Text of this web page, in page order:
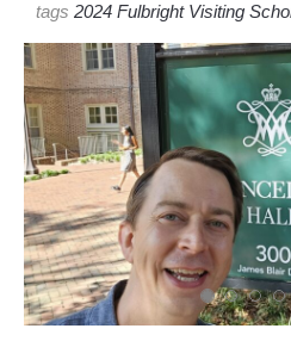
tags 2024 Fulbright Visiting